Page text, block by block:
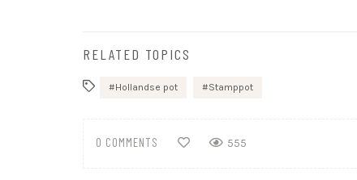
RELATED TOPICS
Hollandse pot Stamppot
0 COMMENTS 555